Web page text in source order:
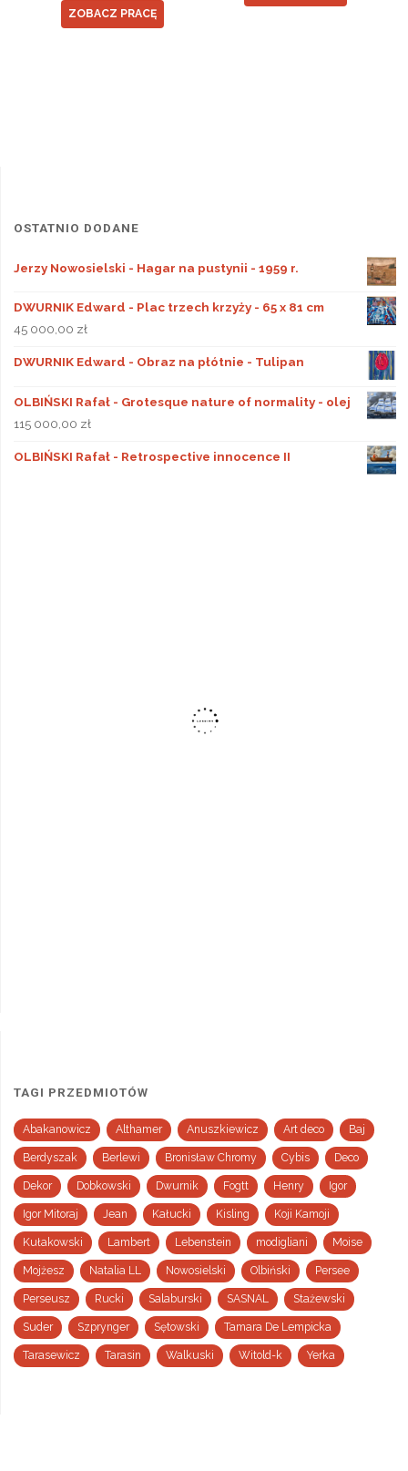
ZOBACZ PRACĘ
OSTATNIO DODANE
Jerzy Nowosielski - Hagar na pustynii - 1959 r.
DWURNIK Edward - Plac trzech krzyży - 65 x 81 cm
45 000,00 zł
DWURNIK Edward - Obraz na płótnie - Tulipan
OLBIŃSKI Rafał - Grotesque nature of normality - olej
115 000,00 zł
OLBIŃSKI Rafał - Retrospective innocence II
TAGI PRZEDMIOTÓW
Abakanowicz Althamer Anuszkiewicz Art deco Baj
Berdyszak Berlewi Bronisław Chromy Cybis Deco
Dekor Dobkowski Dwurnik Fogtt Henry Igor
Igor Mitoraj Jean Kałucki Kisling Koji Kamoji
Kułakowski Lambert Lebenstein modigliani Moise
Mojżesz Natalia LL Nowosielski Olbiński Persee
Perseusz Rucki Salaburski SASNAL Stażewski
Suder Szprynger Sętowski Tamara De Lempicka
Tarasewicz Tarasin Walkuski Witold-k Yerka